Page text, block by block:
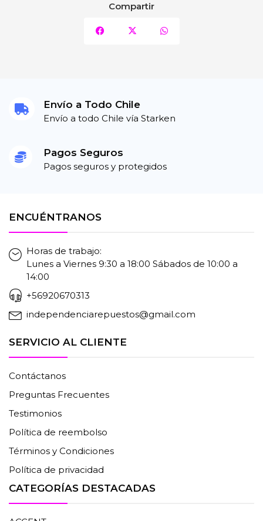
Compartir
Envío a Todo Chile
Envío a todo Chile vía Starken
Pagos Seguros
Pagos seguros y protegidos
ENCUÉNTRANOS
Horas de trabajo:
Lunes a Viernes 9:30 a 18:00 Sábados de 10:00 a
14:00
+56920670313
independenciarepuestos@gmail.com
SERVICIO AL CLIENTE
Contáctanos
Preguntas Frecuentes
Testimonios
Política de reembolso
Términos y Condiciones
Política de privacidad
CATEGORÍAS DESTACADAS